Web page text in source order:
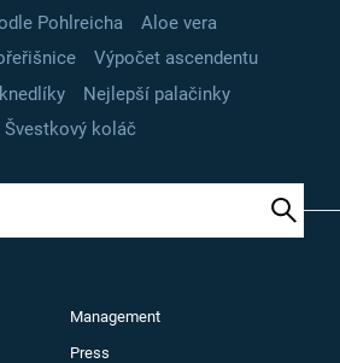
Pohlreicha
Aloe vera
Výpočet ascendentu
Nejlepší palačinky
Švestkový koláč
Management
Press